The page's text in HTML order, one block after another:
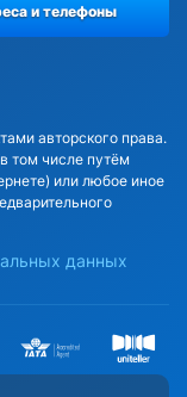
авторского права.
том числе путём
или любое иное
данных
и телефоны